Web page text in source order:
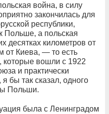
война, в силу
закончилась для
республики,
Польше, а польская
десятках километров от
от Киева, — то есть
которые вошли с 1922
и практически
бы так сказал, одного
Польши.
была с Ленинградом